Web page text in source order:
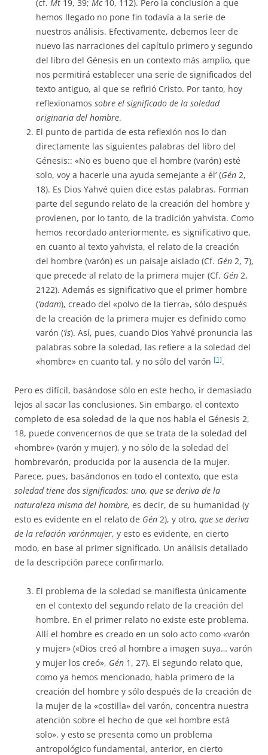
(cf. Mt 19, 39; Mc10, 112). Pero la conclusión a que
hemos llegado no pone fin todavía a la serie de
nuestros análisis. Efectivamente, debemos leer de
nuevo las narraciones del capítulo primero y segundo
del libro del Génesis en un contexto más amplio, que
nos permitirá establecer una serie de significados del
texto antiguo, al que se refirió Cristo. Por tanto, hoy
reflexionamos sobre el significado de la soledad
originaria del hombre.
El punto de partida de esta reflexión nos lo dan
directamente las siguientes palabras del libro del
Génesis:: «No es bueno que el hombre (varón) esté
solo, voy a hacerle una ayuda semejante a él’ (Gén 2,
18). Es Dios Yahvé quien dice estas palabras. Forman
parte del segundo relato de la creación del hombre y
provienen, por lo tanto, de la tradición yahvista. Como
hemos recordado anteriormente, es significativo que,
en cuanto al texto yahvista, el relato de la creación
del hombre (varón) es un paisaje aislado (Cf. Gén 2, 7),
que precede al relato de la primera mujer (Cf. Gén 2,
2122). Además es significativo que el primer hombre
(‘adam), creado del «polvo de la tierra», sólo después
de la creación de la primera mujer es definido como
varón (‘is). Así, pues, cuando Dios Yahvé pronuncia las
palabras sobre la soledad, las refiere a la soledad del
«hombre» en cuanto tal, y no sólo del varón [1].
Pero es difícil, basándose sólo en este hecho, ir demasiado
lejos al sacar las conclusiones. Sin embargo, el contexto
completo de esa soledad de la que nos habla el Génesis 2,
18, puede convencernos de que se trata de la soledad del
«hombre» (varón y mujer), y no sólo de la soledad del
hombrevarón, producida por la ausencia de la mujer.
Parece, pues, basándonos en todo el contexto, que esta
soledad tiene dos significados: uno, que se deriva de la
naturaleza misma del hombre, es decir, de su humanidad (y
esto es evidente en el relato de Gén 2), y otro, que se deriva
de la relación varónmujer, y esto es evidente, en cierto
modo, en base al primer significado. Un análisis detallado
de la descripción parece confirmarlo.
El problema de la soledad se manifiesta únicamente
en el contexto del segundo relato de la creación del
hombre. En el primer relato no existe este problema.
Allí el hombre es creado en un solo acto como «varón
y mujer» («Dios creó al hombre a imagen suya… varón
y mujer los creó», Gén 1, 27). El segundo relato que,
como ya hemos mencionado, habla primero de la
creación del hombre y sólo después de la creación de
la mujer de la «costilla» del varón, concentra nuestra
atención sobre el hecho de que «el hombre está
solo», y esto se presenta como un problema
antropológico fundamental, anterior, en cierto